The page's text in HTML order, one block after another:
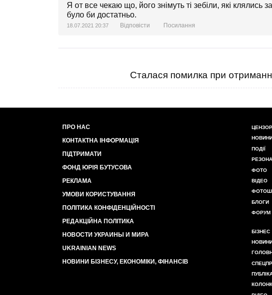
Я от все чекаю що, його знімуть ті зебіли, які клялись
було би достатньо.
18.07.2021 20:37 Відповісти Посилання
Сталася помилка при
ПРО НАС
КОНТАКТНА ІНФОРМАЦІЯ
ПІДТРИМАТИ
ФОНД ЮРІЯ БУТУСОВА
РЕКЛАМА
УМОВИ КОРИСТУВАННЯ
ПОЛІТИКА КОНФІДЕНЦІЙНОСТІ
РЕДАКЦІЙНА ПОЛІТИКА
НОВОСТИ УКРАИНЫ И МИРА
UKRAINIAN NEWS
НОВИНИ БІЗНЕСУ, ЕКОНОМІКИ, ФІНАНСІВ
НОВИНИ
ПОДІЇ
ФОТО
ВІДЕО
БЛОГИ
ФОРУМ
БІЗНЕС